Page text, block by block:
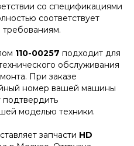
со спецификациями
соответствует
требованиям.
110-00257 подходит для
обслуживания
При заказе
номер вашей машины
моделью техники.
запчасти HD